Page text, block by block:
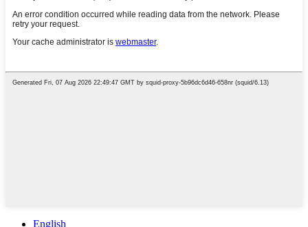
English